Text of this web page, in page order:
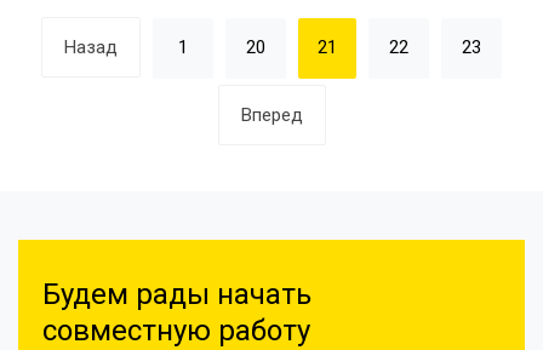
Назад 1 20 21 22 23
Вперед
Будем рады начать
совместную работу